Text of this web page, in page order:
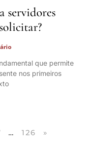
servidores
que permite
nos primeiros
… 126 »